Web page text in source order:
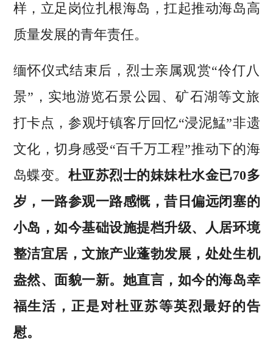
样，立足岗位扎根海岛，扛起推动海岛高
质量发展的青年责任。
缅怀仪式结束后，烈士亲属观赏“伶仃八
景”，实地游览石景公园、矿石湖等文旅
打卡点，参观圩镇客厅回忆“浸泥鯭”非遗
文化，切身感受“百千万工程”推动下的海
岛蝶变。 杜亚苏烈士的妹妹杜水金已70多
岁，一路参观一路感慨，昔日偏远闭塞的
小岛，如今基础设施提档升级、人居环境
整洁宜居，文旅产业蓬勃发展，处处生机
盎然、面貌一新。她直言，如今的海岛幸
福生活，正是对杜亚苏等英烈最好的告
慰。